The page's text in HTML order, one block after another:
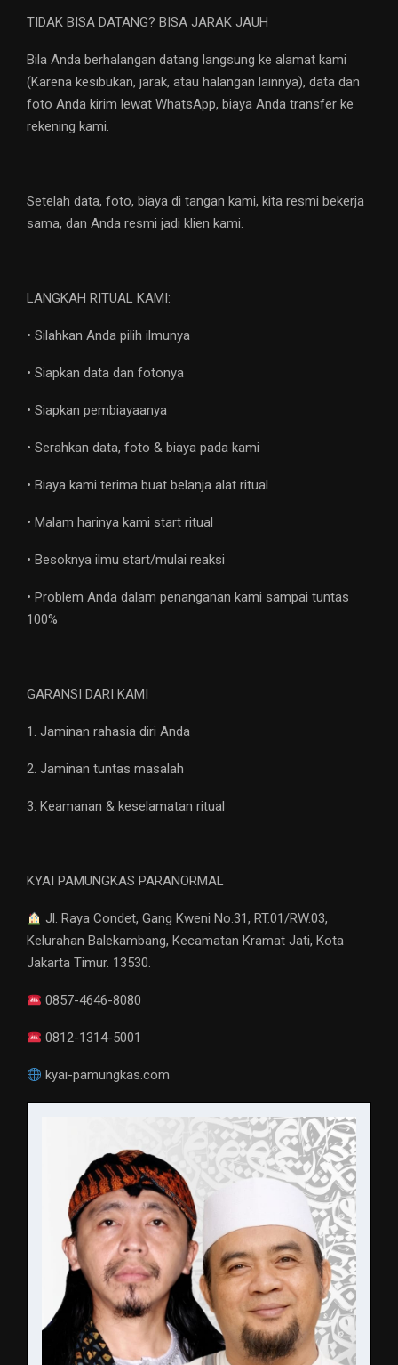
TIDAK BISA DATANG? BISA JARAK JAUH
Bila Anda berhalangan datang langsung ke alamat kami
(Karena kesibukan, jarak, atau halangan lainnya), data dan
foto Anda kirim lewat WhatsApp, biaya Anda transfer ke
rekening kami.
Setelah data, foto, biaya di tangan kami, kita resmi bekerja
sama, dan Anda resmi jadi klien kami.
LANGKAH RITUAL KAMI:
• Silahkan Anda pilih ilmunya
• Siapkan data dan fotonya
• Siapkan pembiayaanya
• Serahkan data, foto & biaya pada kami
• Biaya kami terima buat belanja alat ritual
• Malam harinya kami start ritual
• Besoknya ilmu start/mulai reaksi
• Problem Anda dalam penanganan kami sampai tuntas
100%
GARANSI DARI KAMI
1. Jaminan rahasia diri Anda
2. Jaminan tuntas masalah
3. Keamanan & keselamatan ritual
KYAI PAMUNGKAS PARANORMAL
Jl. Raya Condet, Gang Kweni No.31, RT.01/RW.03,
Kelurahan Balekambang, Kecamatan Kramat Jati, Kota
Jakarta Timur. 13530.
0857-4646-8080
0812-1314-5001
kyai-pamungkas.com